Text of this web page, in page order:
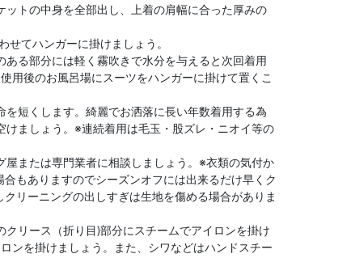
ットの中身を全部出し、上着の肩幅に合った厚みの
せてハンガーに掛けましょう。
ある部分には軽く霧吹きで水分を与えると次回着用
用後のお風呂場にスーツをハンガーに掛けて置くこ
を短くします。綺麗でお洒落に長い年数着用する為
けましょう。※連続着用は毛玉・股ズレ・ニオイ等の
屋または専門業者に相談しましょう。※衣類の気付か
もありますのでシーズンオフには出来るだけ早くク
リーニングの出しすぎは生地を傷める場合がありま
クリース（折り目)部分にスチームでアイロンを掛け
ンを掛けましょう。また、シワなどはハンドスチー